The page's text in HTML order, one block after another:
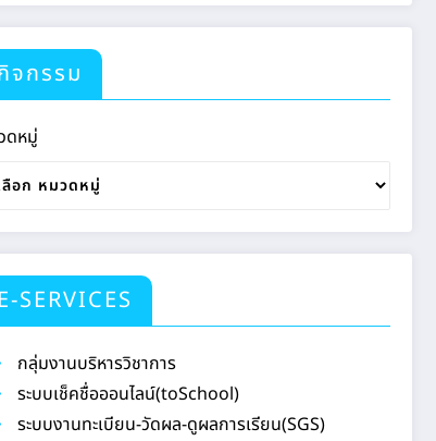
จกรรม
ดหมู่
E-SERVICES
กลุ่มงานบริหารวิชาการ
ระบบเช็คชื่อออนไลน์(toSchool)
ระบบงานทะเบียน-วัดผล-ดูผลการเรียน(SGS)